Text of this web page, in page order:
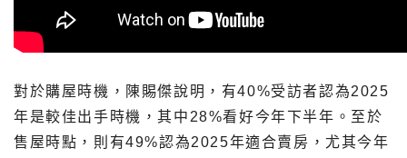
對於購屋時機，陳賜傑說明，有40%受訪者認為2025
年是較佳出手時機，其中28%看好今年下半年。至於
售屋時點，則有49%認為2025年適合賣房，尤其今年